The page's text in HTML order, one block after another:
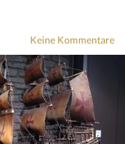
Keine Kommentare